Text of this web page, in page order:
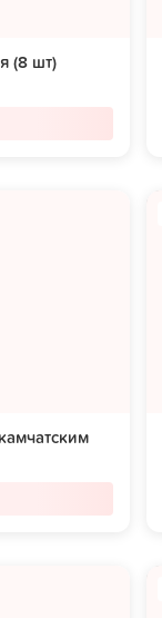
(8 шт)